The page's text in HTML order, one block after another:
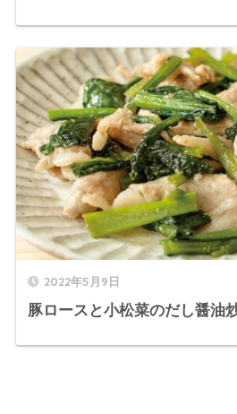
2022年5月9日
豚ロースと小松菜のだし醤油